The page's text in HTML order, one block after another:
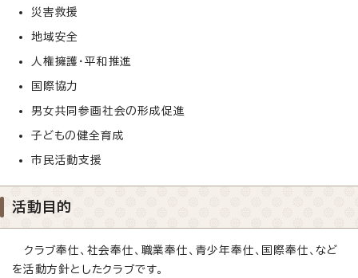
災害救援
地域安全
人権擁護・平和推進
国際協力
男女共同参画社会の形成促進
子どもの健全育成
市民活動支援
活動目的
クラブ奉仕、社会奉仕、職業奉仕、青少年奉仕、国際奉仕、など
を活動方針としたクラブです。